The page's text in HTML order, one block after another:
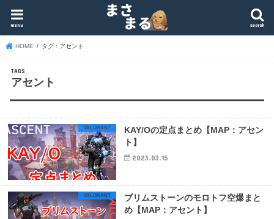
search
menu
HOME タグ : アセント
アセント
VALORANT
KAY/Oの定点まとめ【MAP：アセン
ト】
2023.03.15
VALORANT
ブリムストーンのモロトフ空爆まと
め【MAP：アセント】